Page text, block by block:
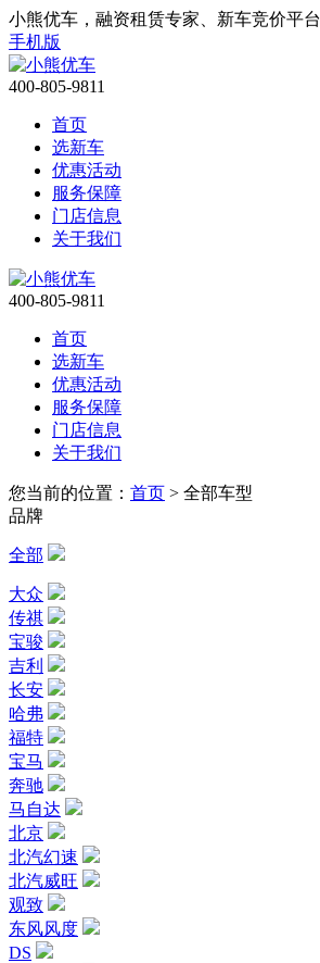
小熊优车，融资租赁专家、新车竞价平台
手机版
400-805-9811
首页
选新车
优惠活动
服务保障
门店信息
关于我们
400-805-9811
首页
选新车
优惠活动
服务保障
门店信息
关于我们
您当前的位置： 首页 > 全部车型
品牌
全部
大众
传祺
宝骏
吉利
长安
哈弗
福特
宝马
奔驰
马自达
北京
北汽幻速
北汽威旺
观致
东风风度
DS